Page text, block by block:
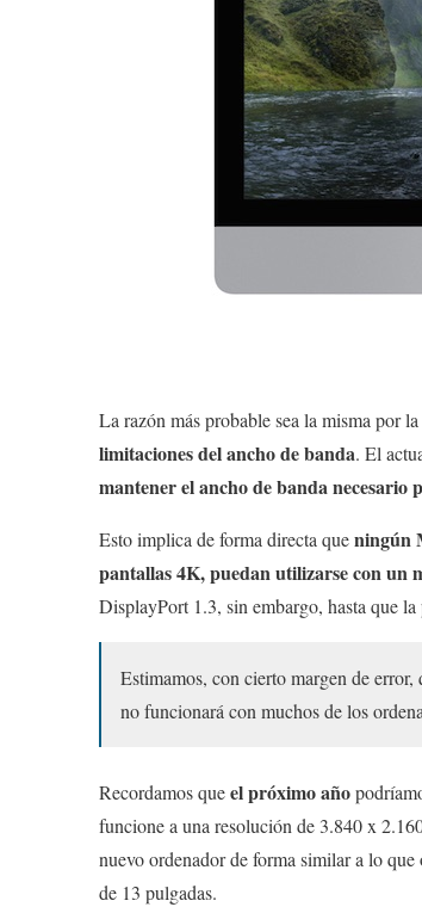
La razón más probable sea la misma por
limitaciones del ancho de banda. El
mantener el ancho de banda necesario
Esto implica de forma directa queningún
pantallas 4K, puedan utilizarse con un
DisplayPort 1.3, sin embargo, hasta que
Estimamos, con cierto margen de
no funcionará con muchos de los
Recordamos queel próximo año
funcione a una resolución de 3.840 x
nuevo ordenador de forma similar a lo
de 13 pulgadas.